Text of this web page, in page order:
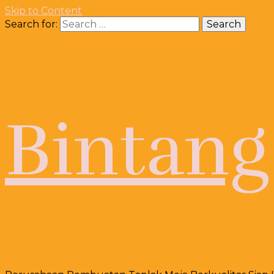
Skip to Content
Search for:
Bintang